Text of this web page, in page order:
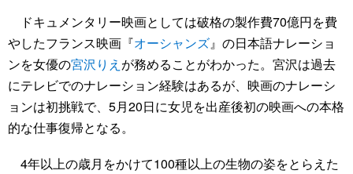
ドキュメンタリー映画としては破格の製作費70億円を費
やしたフランス映画『オーシャンズ』の日本語ナレーショ
ンを女優の宮沢りえ が務めることがわかった。宮沢は過去
にテレビでのナレーション経験はあるが、映画のナレーシ
ョンは初挑戦で、5月20日に女児を出産後初の映画への本格
的な仕事復帰となる。
4年以上の歳月をかけて100種以上の生物の姿をとらえた